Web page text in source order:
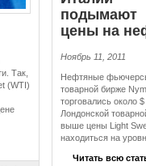
Так,
(WTI)
подымают
цены на
Ноябрь 11, 2011
Нефтяные
товарной бирже
торговались около
Лондонской
выше цены Light
находиться на
Читать всю